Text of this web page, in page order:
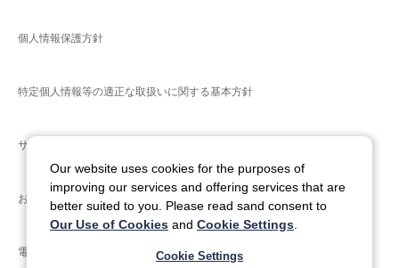
個人情報保護方針
特定個人情報等の適正な取扱いに関する基本方針
サイトマップ
お問い合わせ
電子公告
Our website uses cookies for the purposes of
improving our services and offering services that are
better suited to you. Please read sand consent to
Our Use of Cookies and Cookie Settings
Cookie Settings